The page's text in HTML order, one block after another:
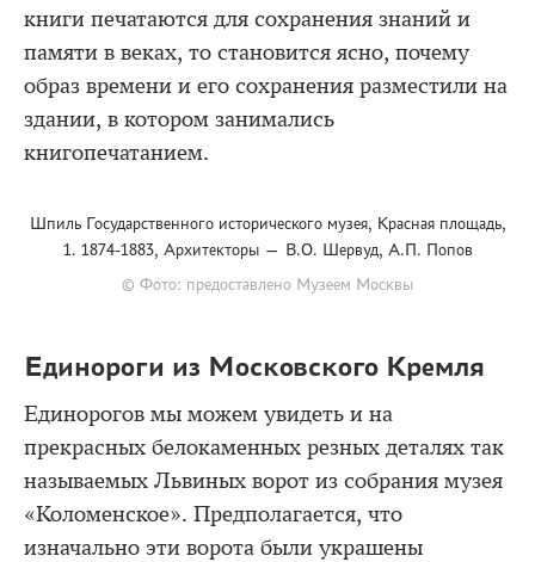
книги печатаются для сохранения знаний и
памяти в веках, то становится ясно, почему
образ времени и его сохранения разместили на
здании, в котором занимались
книгопечатанием.
Шпиль Государственного исторического музея, Красная площадь,
1. 1874-1883, Архитекторы — В.О. Шервуд, А.П. Попов
© Фото: предоставлено Музеем Москвы
Единороги из Московского Кремля
Единорогов мы можем увидеть и на
прекрасных белокаменных резных деталях так
называемых Львиных ворот из собрания музея
«Коломенское». Предполагается, что
изначально эти ворота были украшены